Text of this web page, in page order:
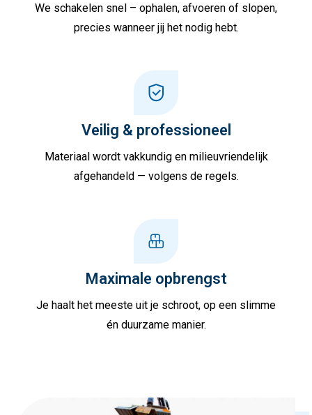
We schakelen snel – ophalen, afvoeren of slopen,
precies wanneer jij het nodig hebt.
Veilig & professioneel
Materiaal wordt vakkundig en milieuvriendelijk
afgehandeld — volgens de regels.
Maximale opbrengst
Je haalt het meeste uit je schroot, op een slimme
én duurzame manier.